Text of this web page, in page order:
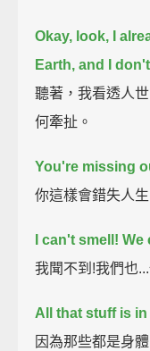
Okay, look, I
Earth, and I
聽著，我看透人
何牽扯。
You're missing
你這樣會錯失人
I can't smell! We
我聞不到!我們也
All that stuff is
因為那些都是身